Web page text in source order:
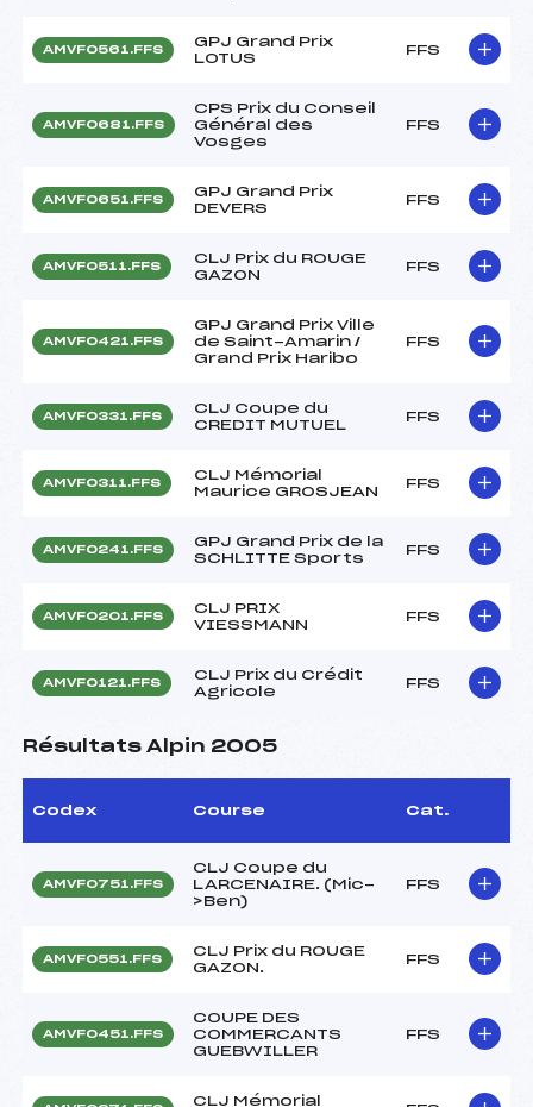
AMVF0561.FFS
GPJ Grand Prix
LOTUS
FFS
AMVF0681.FFS
CPS Prix du Conseil
Général des
Vosges
FFS
AMVF0651.FFS
GPJ Grand Prix
DEVERS
FFS
AMVF0511.FFS
CLJ Prix du ROUGE
GAZON
FFS
AMVF0421.FFS
GPJ Grand Prix Ville
de Saint-Amarin /
Grand Prix Haribo
FFS
AMVF0331.FFS
CLJ Coupe du
CREDIT MUTUEL
FFS
AMVF0311.FFS
CLJ Mémorial
Maurice GROSJEAN
FFS
AMVF0241.FFS
GPJ Grand Prix de la
SCHLITTE Sports
FFS
AMVF0201.FFS
CLJ PRIX
VIESSMANN
FFS
AMVF0121.FFS
CLJ Prix du Crédit
Agricole
FFS
Résultats Alpin 2005
Codex Course Cat.
AMVF0751.FFS
CLJ Coupe du
LARCENAIRE. (Mic-
>Ben)
FFS
AMVF0551.FFS
CLJ Prix du ROUGE
GAZON.
FFS
AMVF0451.FFS
COUPE DES
COMMERCANTS
GUEBWILLER
FFS
CLJ Mémorial